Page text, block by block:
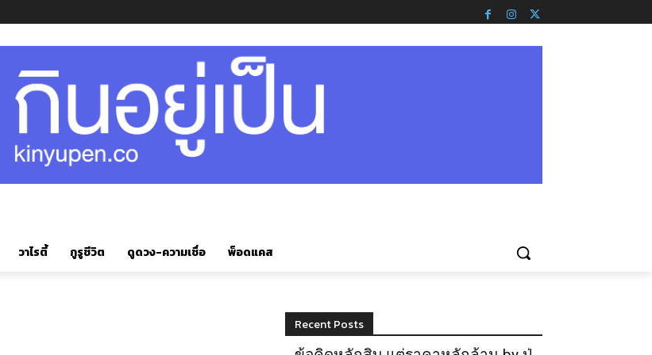
วาไรตี้ กูรูชีวิต ดูดวง-ความเชื่อ พ็อดแคส
Recent Posts